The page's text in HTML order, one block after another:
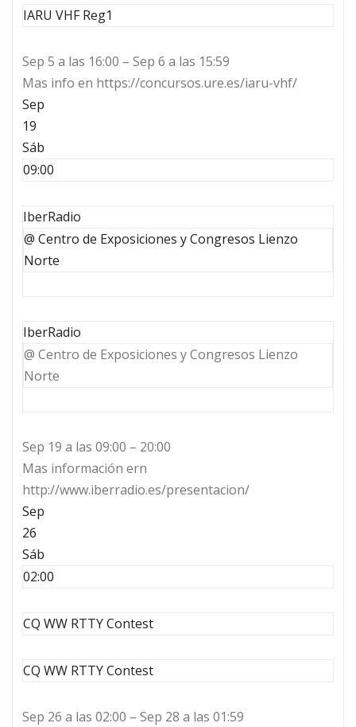
IARU VHF Reg1
Sep 5 a las 16:00 – Sep 6 a las 15:59
Mas info en https://concursos.ure.es/iaru-vhf/
Sep
19
Sáb
09:00
IberRadio
@ Centro de Exposiciones y Congresos Lienzo
Norte
IberRadio
@ Centro de Exposiciones y Congresos Lienzo
Norte
Sep 19 a las 09:00 – 20:00
Mas información ern
http://www.iberradio.es/presentacion/
Sep
26
Sáb
02:00
CQ WW RTTY Contest
CQ WW RTTY Contest
Sep 26 a las 02:00 – Sep 28 a las 01:59